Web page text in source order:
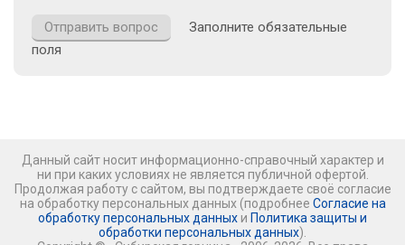
Заполните обязательные
поля
Данный сайт носит информационно-справочный характер и
ни при каких условиях не является публичной офертой.
Продолжая работу с сайтом, вы подтверждаете своё согласие
на обработку персональных данных (подробнее Согласие на
обработку персональных данных и Политика защиты и
обработки персональных данных).